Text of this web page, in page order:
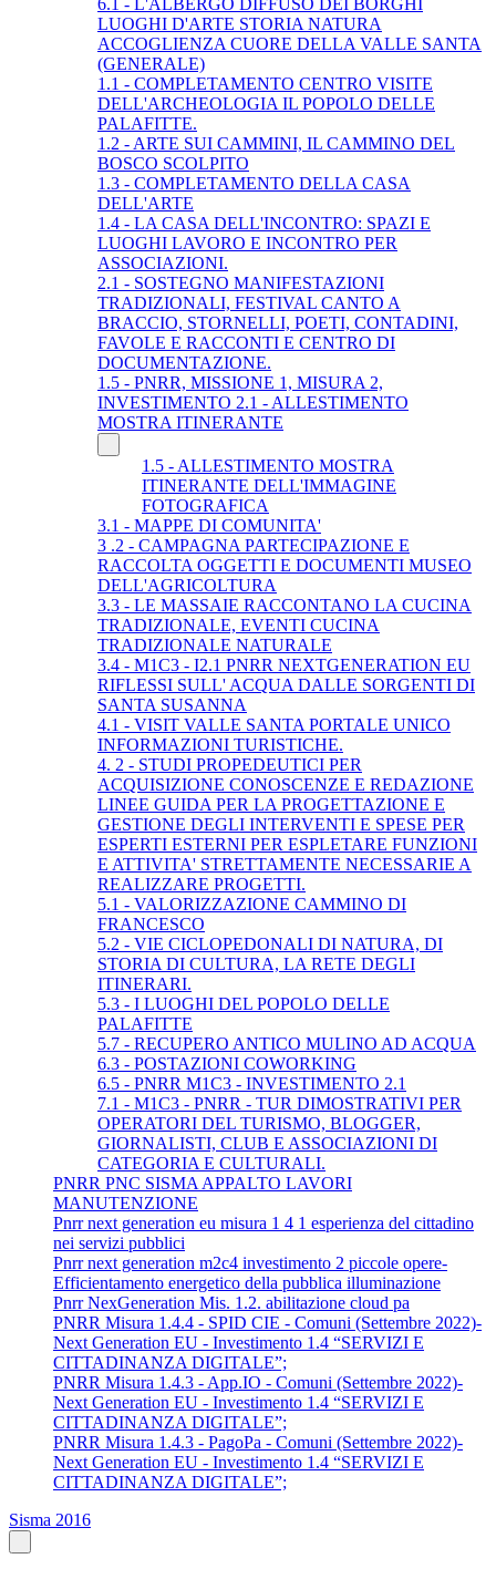
LUOGHI D'ARTE STORIA NATURA
ACCOGLIENZA CUORE DELLA VALLE SANTA
(GENERALE)
1.1 - COMPLETAMENTO CENTRO VISITE
DELL'ARCHEOLOGIA IL POPOLO DELLE
PALAFITTE.
1.2 - ARTE SUI CAMMINI, IL CAMMINO DEL
BOSCO SCOLPITO
1.3 - COMPLETAMENTO DELLA CASA
DELL'ARTE
1.4 - LA CASA DELL'INCONTRO: SPAZI E
LUOGHI LAVORO E INCONTRO PER
ASSOCIAZIONI.
2.1 - SOSTEGNO MANIFESTAZIONI
TRADIZIONALI, FESTIVAL CANTO A
BRACCIO, STORNELLI, POETI, CONTADINI,
FAVOLE E RACCONTI E CENTRO DI
DOCUMENTAZIONE.
1.5 - PNRR, MISSIONE 1, MISURA 2,
INVESTIMENTO 2.1 - ALLESTIMENTO
MOSTRA ITINERANTE
1.5 - ALLESTIMENTO MOSTRA
ITINERANTE DELL'IMMAGINE
FOTOGRAFICA
3.1 - MAPPE DI COMUNITA'
3 .2 - CAMPAGNA PARTECIPAZIONE E
RACCOLTA OGGETTI E DOCUMENTI MUSEO
DELL'AGRICOLTURA
3.3 - LE MASSAIE RACCONTANO LA CUCINA
TRADIZIONALE, EVENTI CUCINA
TRADIZIONALE NATURALE
3.4 - M1C3 - I2.1 PNRR NEXTGENERATION EU
RIFLESSI SULL' ACQUA DALLE SORGENTI DI
SANTA SUSANNA
4.1 - VISIT VALLE SANTA PORTALE UNICO
INFORMAZIONI TURISTICHE.
4. 2 - STUDI PROPEDEUTICI PER
ACQUISIZIONE CONOSCENZE E REDAZIONE
LINEE GUIDA PER LA PROGETTAZIONE E
GESTIONE DEGLI INTERVENTI E SPESE PER
ESPERTI ESTERNI PER ESPLETARE FUNZIONI
E ATTIVITA' STRETTAMENTE NECESSARIE A
REALIZZARE PROGETTI.
5.1 - VALORIZZAZIONE CAMMINO DI
FRANCESCO
5.2 - VIE CICLOPEDONALI DI NATURA, DI
STORIA DI CULTURA, LA RETE DEGLI
ITINERARI.
5.3 - I LUOGHI DEL POPOLO DELLE
PALAFITTE
5.7 - RECUPERO ANTICO MULINO AD ACQUA
6.3 - POSTAZIONI COWORKING
6.5 - PNRR M1C3 - INVESTIMENTO 2.1
7.1 - M1C3 - PNRR - TUR DIMOSTRATIVI PER
OPERATORI DEL TURISMO, BLOGGER,
GIORNALISTI, CLUB E ASSOCIAZIONI DI
CATEGORIA E CULTURALI.
PNRR PNC SISMA APPALTO LAVORI
MANUTENZIONE
Pnrr next generation eu misura 1 4 1 esperienza del cittadino
nei servizi pubblici
Pnrr next generation m2c4 investimento 2 piccole opere-
Efficientamento energetico della pubblica illuminazione
Pnrr NexGeneration Mis. 1.2. abilitazione cloud pa
PNRR Misura 1.4.4 - SPID CIE - Comuni (Settembre 2022)-
Next Generation EU - Investimento 1.4 “SERVIZI E
CITTADINANZA DIGITALE”;
PNRR Misura 1.4.3 - App.IO - Comuni (Settembre 2022)-
Next Generation EU - Investimento 1.4 “SERVIZI E
CITTADINANZA DIGITALE”;
PNRR Misura 1.4.3 - PagoPa - Comuni (Settembre 2022)-
Next Generation EU - Investimento 1.4 “SERVIZI E
CITTADINANZA DIGITALE”;
Sisma 2016